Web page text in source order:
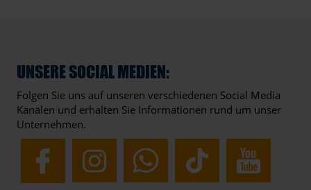
UNSERE SOCIAL MEDIEN:
Folgen Sie uns auf unseren verschiedenen Social Media
Kanälen und erhalten Sie Informationen rund um unser
Unternehmen.